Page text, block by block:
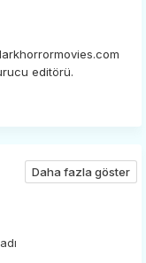
editörü.
Daha fazla göster